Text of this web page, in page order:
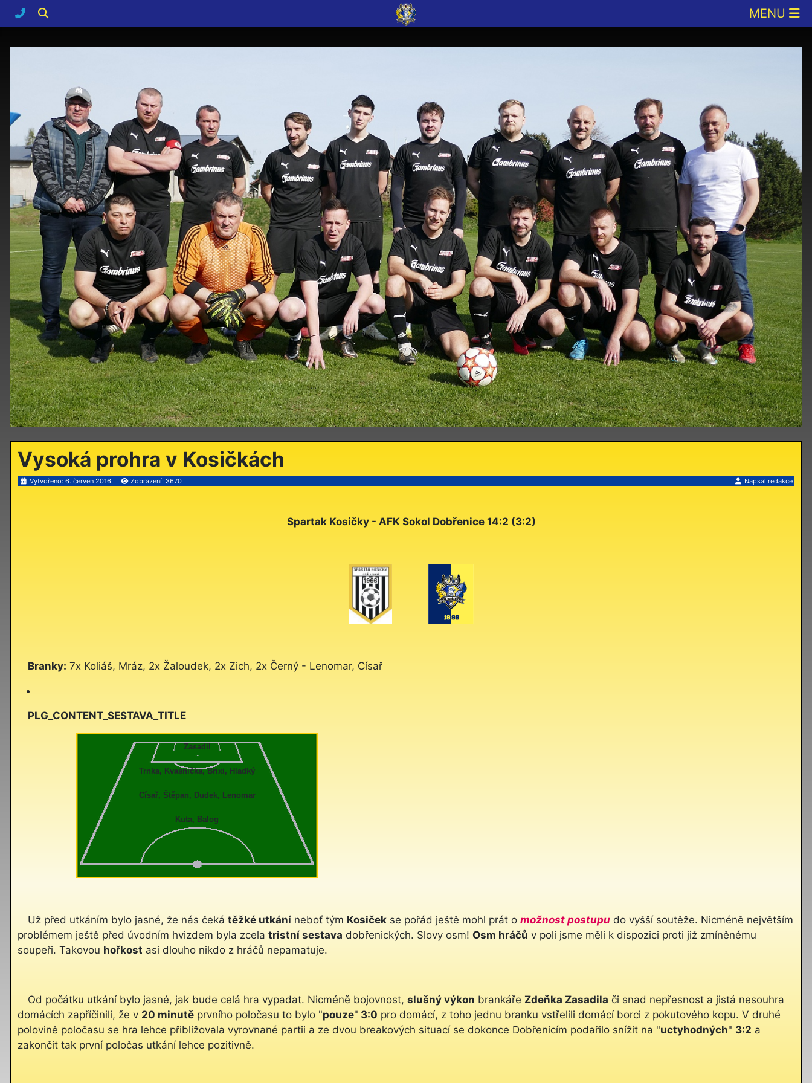
Vysoká prohra v Kosičkách
Napsal redakce
Vytvořeno: 6. červen 2016 Zobrazení: 3670
Spartak Kosičky - AFK Sokol Dobřenice 14:2 (3:2)
Branky: 7x Koliáš, Mráz, 2x Žaloudek, 2x Zich, 2x Černý - Lenomar, Císař
PLG_CONTENT_SESTAVA_TITLE
Zasadil
Trnka, Kvasnička, Brixi, Hladký
Císař, Štěpan, Dudek, Lenomar
Kuta, Balog
Už před utkáním bylo jasné, že nás čeká těžké utkání neboť tým Kosiček se pořád ještě mohl prát o možnost postupu do vyšší soutěže. Nicméně největším
problémem ještě před úvodním hvizdem byla zcela tristní sestava dobřenických. Slovy osm! Osm hráčů v poli jsme měli k dispozici proti již zmíněnému
soupeři. Takovou hořkost asi dlouho nikdo z hráčů nepamatuje.
Od počátku utkání bylo jasné, jak bude celá hra vypadat. Nicméně bojovnost, slušný výkon brankáře Zdeňka Zasadila či snad nepřesnost a jistá nesouhra
domácích zapříčinili, že v 20 minutě prvního poločasu to bylo "pouze" 3:0 pro domácí, z toho jednu branku vstřelili domácí borci z pokutového kopu. V druhé
polovině poločasu se hra lehce přibližovala vyrovnané partii a ze dvou breakových situací se dokonce Dobřenicím podařilo snížit na "uctyhodných" 3:2 a
zakončit tak první poločas utkání lehce pozitivně.